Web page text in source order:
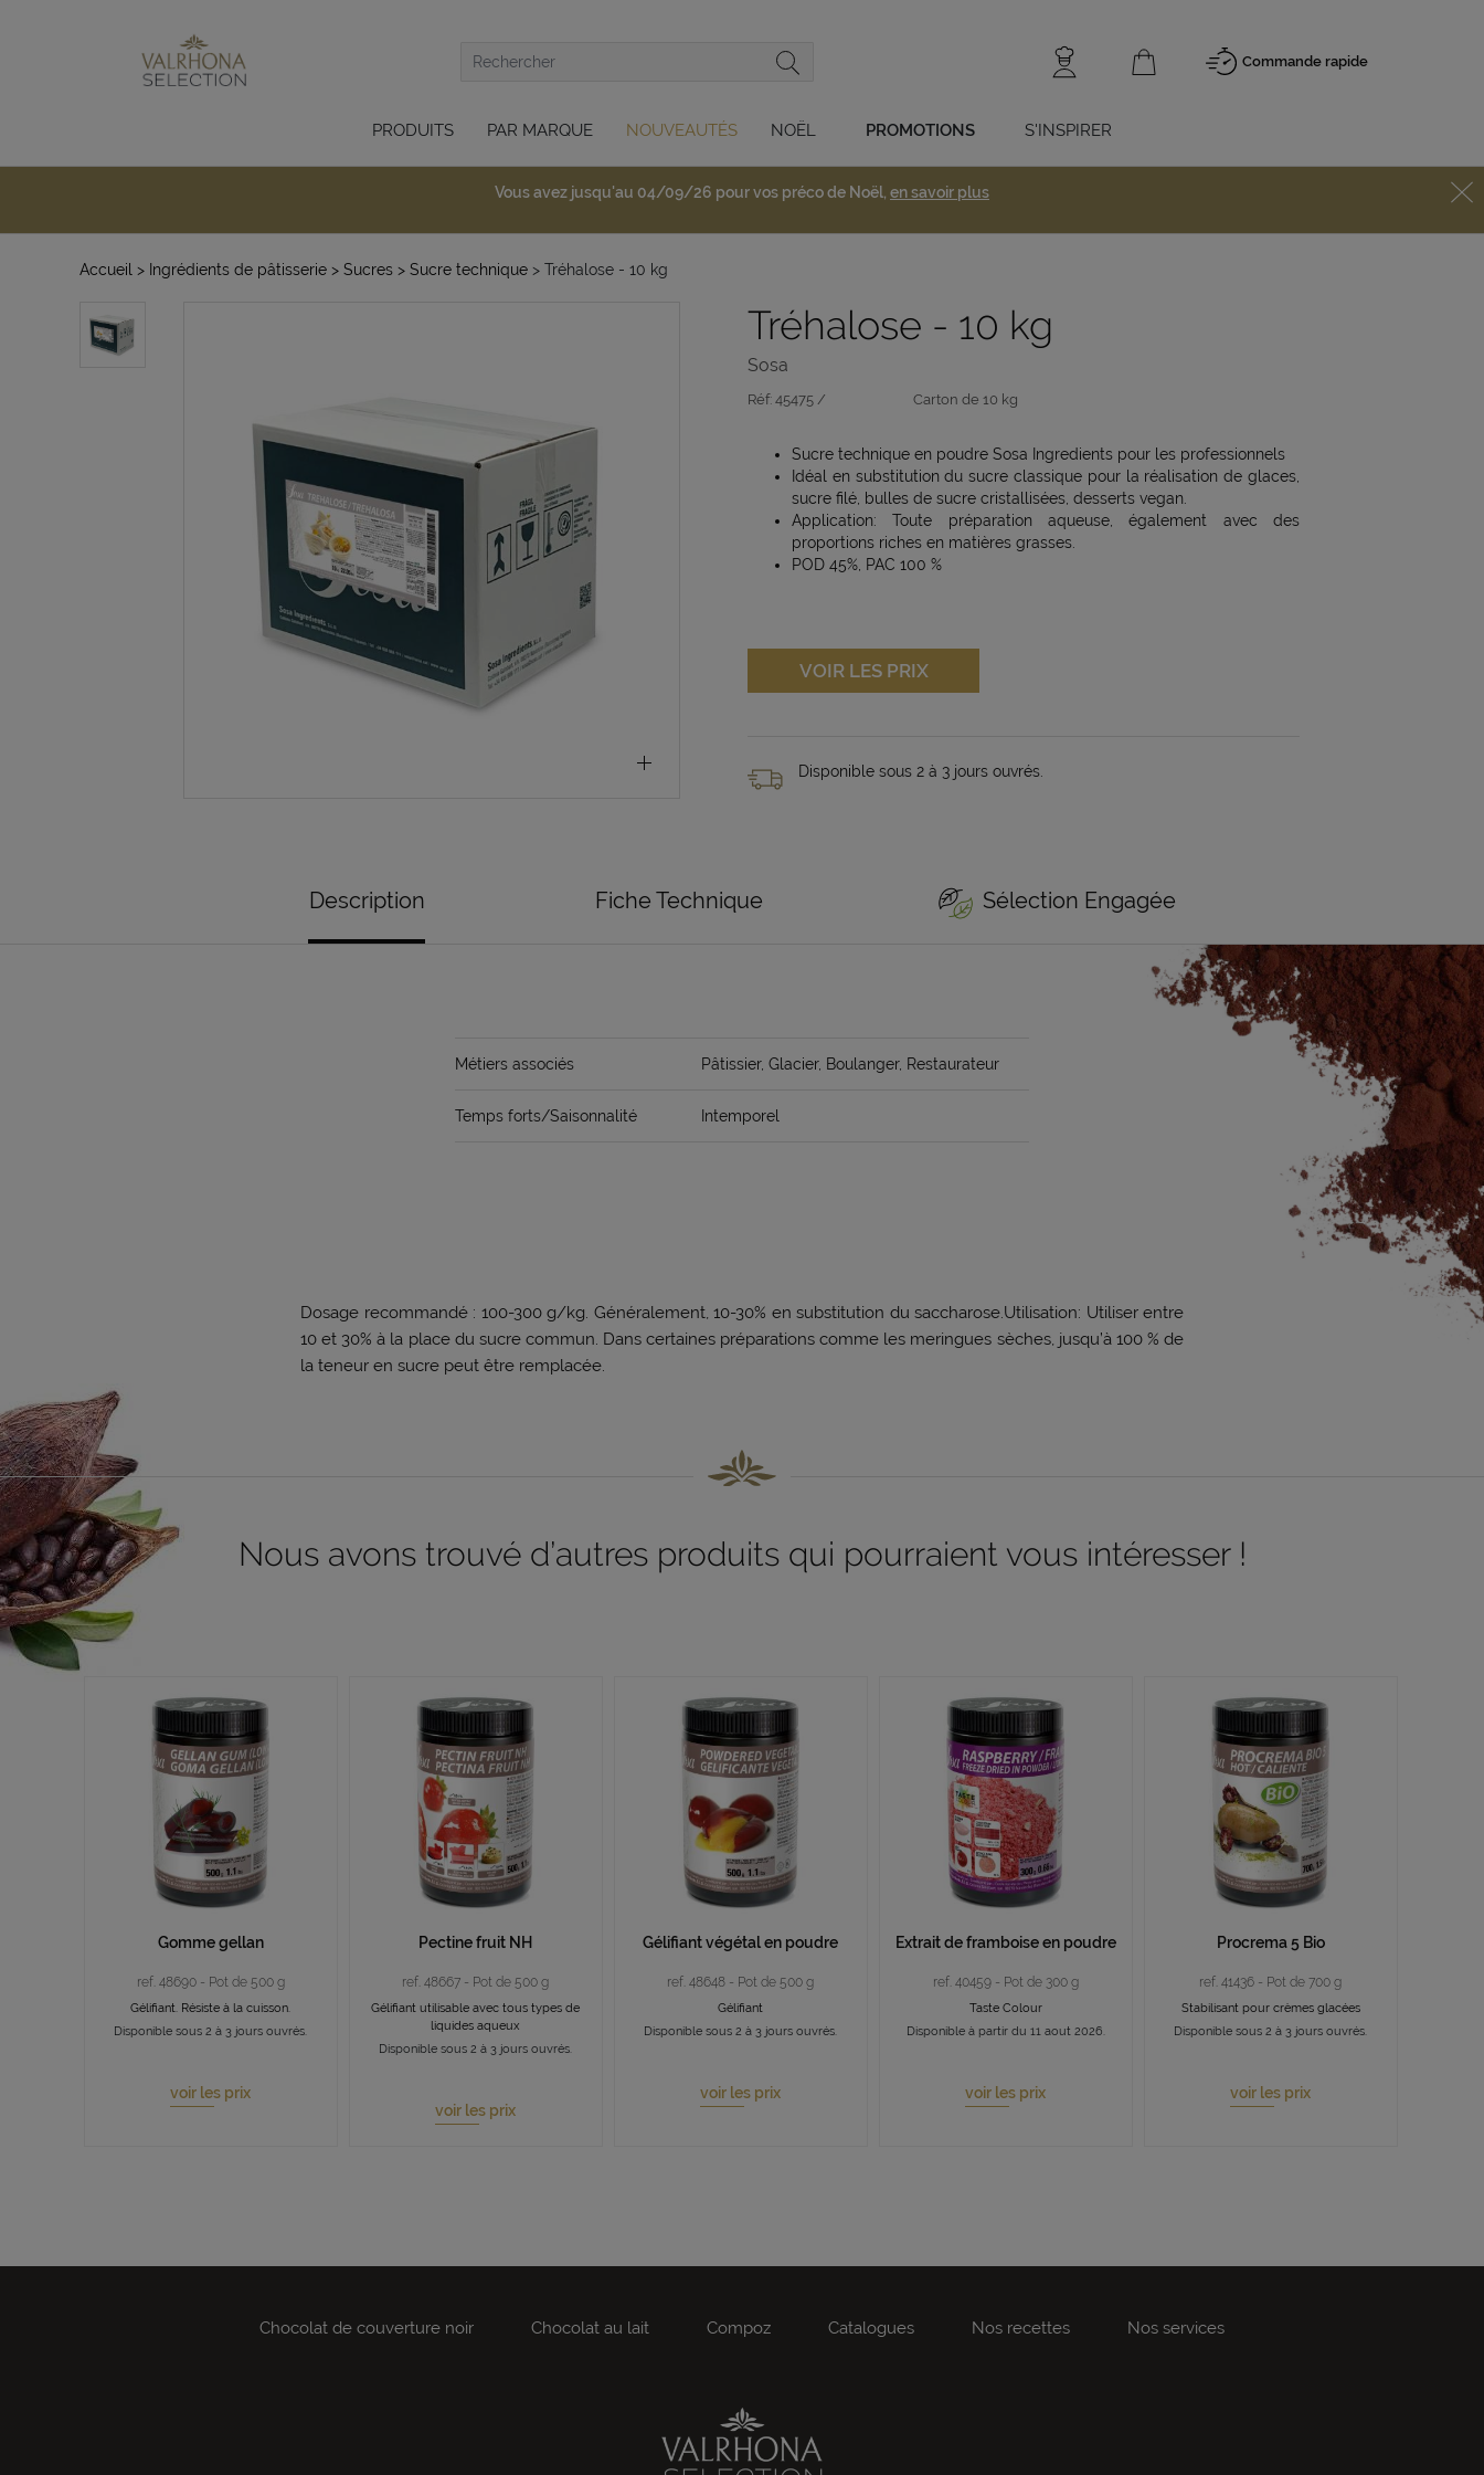
Commande rapide
PRODUITS PAR MARQUE NOUVEAUTÉS NOËL PROMOTIONS S'INSPIRER
Vous avez jusqu'au 04/09/26 pour vos préco de Noël, en savoir plus
Accueil > Ingrédients de pâtisserie > Sucres > Sucre technique > Tréhalose - 10 kg
Tréhalose - 10 kg
Sosa
Réf: 45475 / Carton de 10 kg
Sucre technique en poudre Sosa Ingredients pour les professionnels
Idéal en substitution du sucre classique pour la réalisation de glaces,
sucre filé, bulles de sucre cristallisées, desserts vegan.
Application: Toute préparation aqueuse, également avec des
proportions riches en matières grasses.
POD 45%, PAC 100 %
VOIR LES PRIX
Disponible sous 2 à 3 jours ouvrés.
Description Fiche Technique Sélection Engagée
Métiers associés Pâtissier, Glacier, Boulanger, Restaurateur
Temps forts/Saisonnalité Intemporel
Dosage recommandé : 100-300 g/kg. Généralement, 10-30% en substitution du saccharose.Utilisation: Utiliser entre
10 et 30% à la place du sucre commun. Dans certaines préparations comme les meringues sèches, jusqu’à 100 % de
la teneur en sucre peut être remplacée.
Nous avons trouvé d’autres produits qui pourraient vous intéresser !
Gomme gellan
ref. 48690 - Pot de 500 g
Gélifiant. Résiste à la cuisson.
Disponible sous 2 à 3 jours ouvrés.
voir les prix
Pectine fruit NH
ref. 48667 - Pot de 500 g
Gélifiant utilisable avec tous types de
liquides aqueux
Disponible sous 2 à 3 jours ouvrés.
voir les prix
Gélifiant végétal en poudre
ref. 48648 - Pot de 500 g
Gélifiant
Disponible sous 2 à 3 jours ouvrés.
voir les prix
Extrait de framboise en poudre
ref. 40459 - Pot de 300 g
Taste Colour
Disponible à partir du 11 aout 2026.
voir les prix
Procrema 5 Bio
ref. 41436 - Pot de 700 g
Stabilisant pour crèmes glacées
Disponible sous 2 à 3 jours ouvrés.
voir les prix
Chocolat de couverture noir Chocolat au lait Compoz Catalogues Nos recettes Nos services